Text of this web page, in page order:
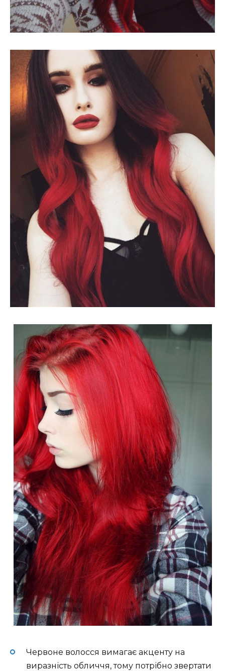
Червоне волосся вимагає акценту на
виразність обличчя, тому потрібно звертати